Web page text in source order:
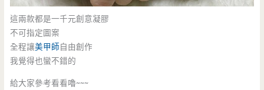
這兩款都是一千元創意凝膠
不可指定圖案
全程讓美甲師自由創作
我覺得也蠻不錯的
給大家參考看看嚕~~~